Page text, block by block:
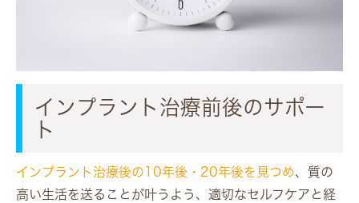
インプラント治療前後のサポー
ト
インプラント治療後の10年後・20年後を見つめ、質の
高い生活を送ることが叶うよう、適切なセルフケアと経